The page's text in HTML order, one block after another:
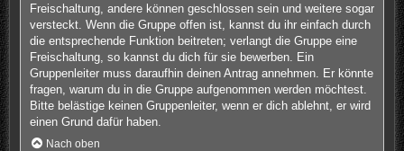
Freischaltung, andere können geschlossen sein und weitere sogar
versteckt. Wenn die Gruppe offen ist, kannst du ihr einfach durch
die entsprechende Funktion beitreten; verlangt die Gruppe eine
Freischaltung, so kannst du dich für sie bewerben. Ein
Gruppenleiter muss daraufhin deinen Antrag annehmen. Er könnte
fragen, warum du in die Gruppe aufgenommen werden möchtest.
Bitte belästige keinen Gruppenleiter, wenn er dich ablehnt, er wird
einen Grund dafür haben.
Nach oben